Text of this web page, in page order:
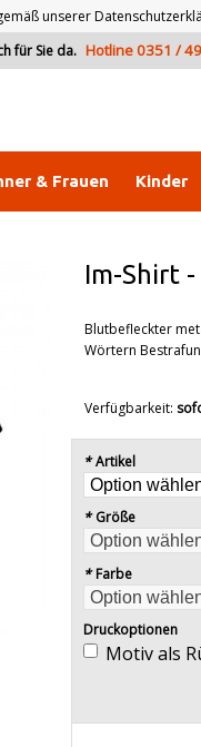
unserer
für Sie da. Hotline 0351 /
& Frauen Kinder
Im-Shirt -
Blutbefleckter
Wörtern
Verfügbarkeit:
* Artikel
* Größe
* Farbe
Druckoptionen
Motiv als